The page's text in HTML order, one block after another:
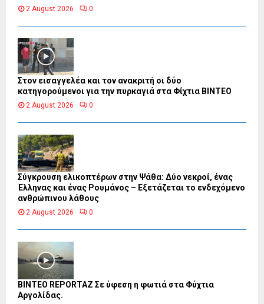
2 August 2026 0
Στον εισαγγελέα και τον ανακριτή οι δύο
κατηγορούμενοι για την πυρκαγιά στα Φίχτια ΒΙΝΤΕΟ
2 August 2026 0
Σύγκρουση ελικοπτέρων στην Ψάθα: Δύο νεκροί, ένας
Έλληνας και ένας Ρουμάνος – Εξετάζεται το ενδεχόμενο
ανθρώπινου λάθους
2 August 2026 0
BINTEO REPORTAZ Σε ύφεση η φωτιά στα Φύχτια
Αργολίδας.